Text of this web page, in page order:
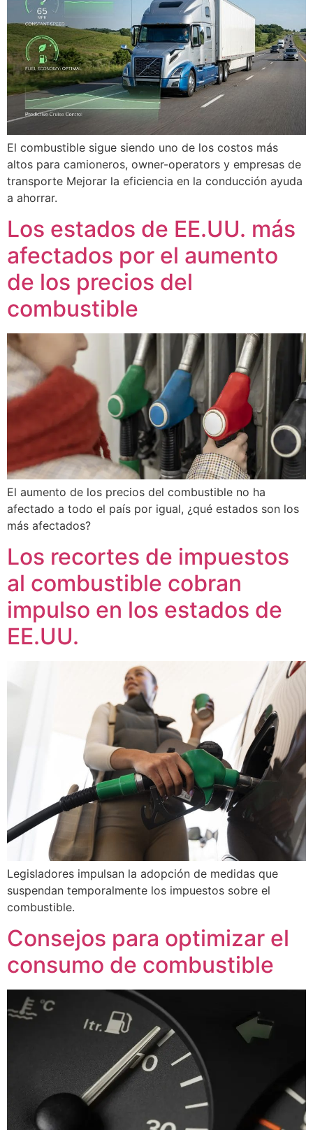
El combustible sigue siendo uno de los costos más
altos para camioneros, owner-operators y empresas de
transporte Mejorar la eficiencia en la conducción ayuda
a ahorrar.
Los estados de EE.UU. más
afectados por el aumento
de los precios del
combustible
El aumento de los precios del combustible no ha
afectado a todo el país por igual, ¿qué estados son los
más afectados?
Los recortes de impuestos
al combustible cobran
impulso en los estados de
EE.UU.
Legisladores impulsan la adopción de medidas que
suspendan temporalmente los impuestos sobre el
combustible.
Consejos para optimizar el
consumo de combustible